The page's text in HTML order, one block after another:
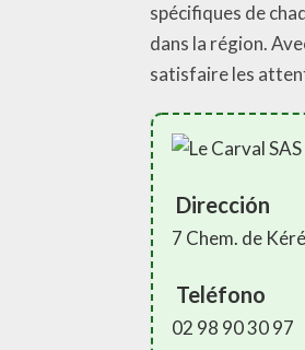
spécifiques de
dans la région.
satisfaire les
Dirección
7 Chem. de
Teléfono
02 98 90 30 97